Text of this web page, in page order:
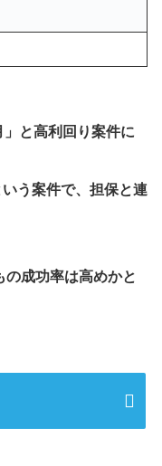
と高利回り案件に
う案件で、担保と連
成功率は高めかと